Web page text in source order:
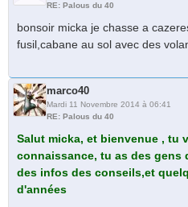
RE: Palous du 40
bonsoir micka je chasse a
fusil,cabane au sol avec des
marco40
Mardi 11 Novembre 2014 à 06:41
RE: Palous du 40
Salut micka, et bienvenue , tu
connaissance, tu as des gens
des infos des conseils,et
d'années